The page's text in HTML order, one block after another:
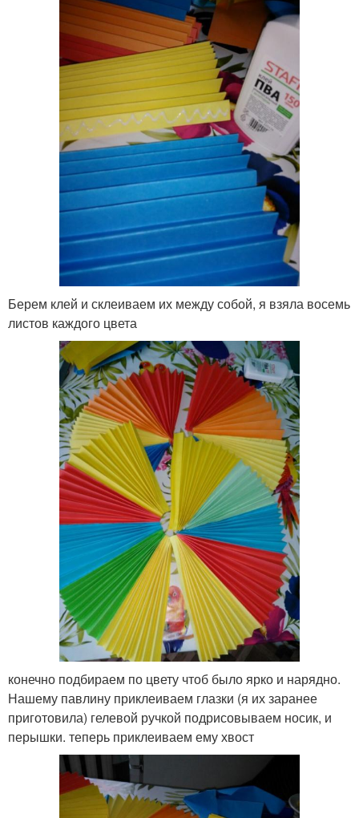
Берем клей и склеиваем их между собой, я взяла восемь
листов каждого цвета
конечно подбираем по цвету чтоб было ярко и нарядно.
Нашему павлину приклеиваем глазки (я их заранее
приготовила) гелевой ручкой подрисовываем носик, и
перышки. теперь приклеиваем ему хвост